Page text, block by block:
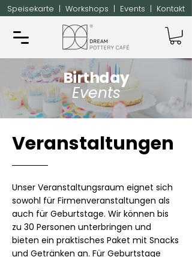
Speisekarte | Workshops | Events | Kontakt
Birthday
Events
Veranstaltungen
Unser Veranstaltungsraum eignet sich
sowohl für Firmenveranstaltungen als
auch für Geburtstage. Wir können bis
zu 30 Personen unterbringen und
bieten ein praktisches Paket mit Snacks
und Getränken an. Für Geburtstage